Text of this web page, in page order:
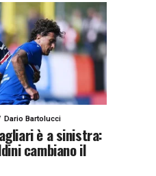
Dario Bartolucci
è a sinistra:
cambiano il